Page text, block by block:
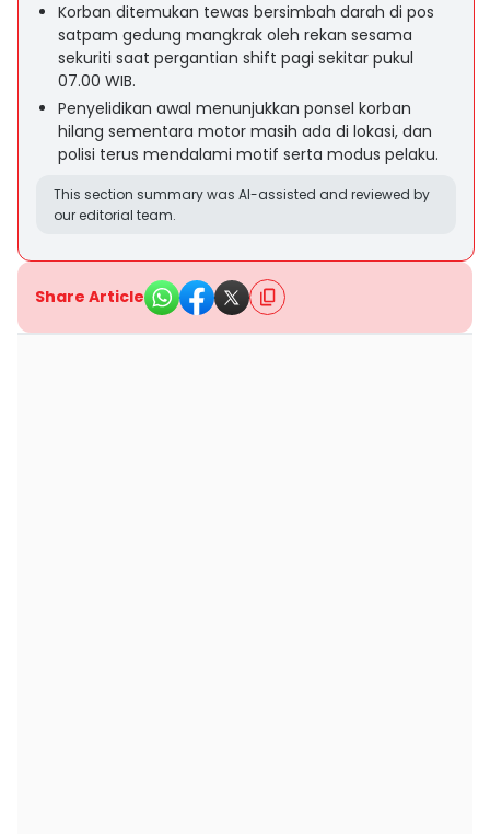
Korban ditemukan tewas bersimbah darah di pos
satpam gedung mangkrak oleh rekan sesama
sekuriti saat pergantian shift pagi sekitar pukul
07.00 WIB.
Penyelidikan awal menunjukkan ponsel korban
hilang sementara motor masih ada di lokasi, dan
polisi terus mendalami motif serta modus pelaku.
This section summary was AI-assisted and reviewed by
our editorial team.
Share Article